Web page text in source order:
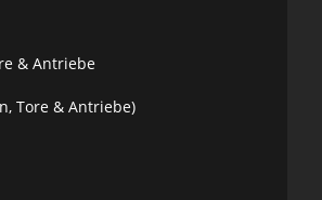
& Antriebe
Tore & Antriebe)